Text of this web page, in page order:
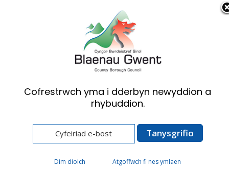
Cymraeg English
Preswylwyr Cefn Gwlad
Cofrestrwch yma i dderbyn newyddion a
rhybuddion.
Dim diolch Atgoffwch fi nes ymlaen